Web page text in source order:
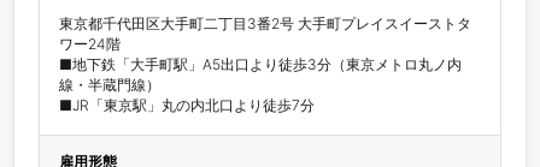
東京都千代田区大手町二丁目3番2号 大手町プレイスイーストタ
ワー24階
■地下鉄「大手町駅」A5出口より徒歩3分（東京メトロ丸ノ内
線・半蔵門線）
■JR「東京駅」丸の内北口より徒歩7分
雇用形態